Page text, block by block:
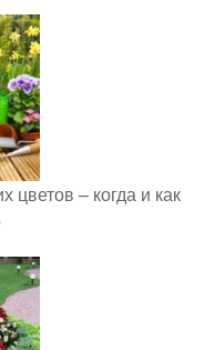
цветов – когда и как